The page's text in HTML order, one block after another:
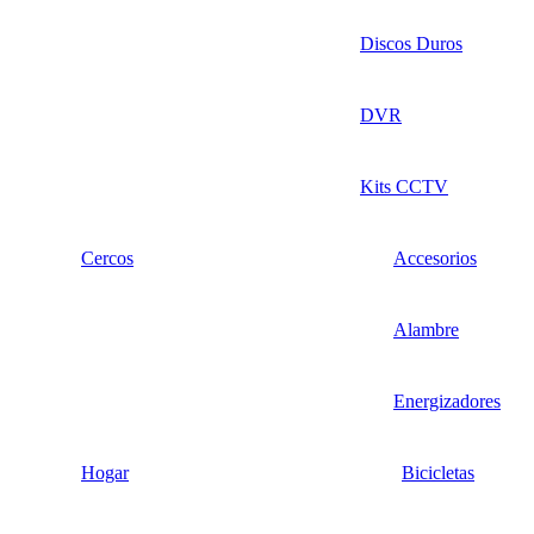
Discos Duros
DVR
Kits CCTV
Cercos Accesorios
Alambre
Energizadores
Hogar Bicicletas